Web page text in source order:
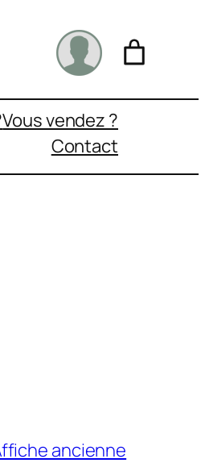
Vous vendez ?
Contact
ancienne